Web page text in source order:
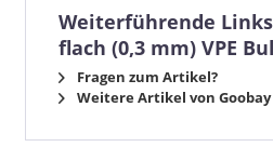
Weiterführende
flach (0,3 mm) VPE
Fragen zum Artikel?
Weitere Artikel von Goobay